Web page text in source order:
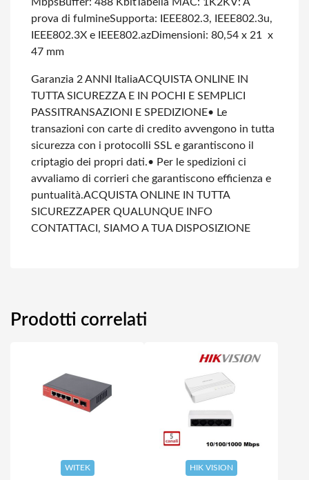
prova di fulmineSupporta: IEEE802.3, IEEE802.3u,
IEEE802.3X e IEEE802.azDimensioni: 80,54 x 21 x
47 mm
Garanzia 2 ANNI ItaliaACQUISTA ONLINE IN
TUTTA SICUREZZA E IN POCHI E SEMPLICI
PASSI TRANSAZIONI E SPEDIZIONE• Le
transazioni con carte di credito avvengono in tutta
sicurezza con i protocolli SSL e garantiscono il
criptagio dei propri dati.• Per le spedizioni ci
avvaliamo di corrieri che garantiscono efficienza e
puntualità.ACQUISTA ONLINE IN TUTTA
SICUREZZAPER QUALUNQUE INFO
CONTATTACI, SIAMO A TUA DISPOSIZIONE
Prodotti correlati
WITEK HIK VISION